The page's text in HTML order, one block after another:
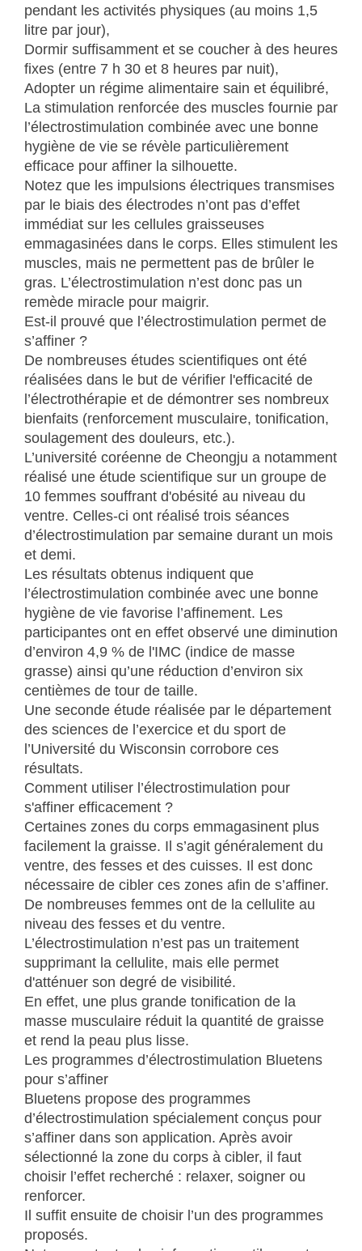
pendant les activités physiques (au moins 1,5
litre par jour),
Dormir suffisamment et se coucher à des heures
fixes (entre 7 h 30 et 8 heures par nuit),
Adopter un régime alimentaire sain et équilibré,
La stimulation renforcée des muscles fournie par
l’électrostimulation combinée avec une bonne
hygiène de vie se révèle particulièrement
efficace pour affiner la silhouette.
Notez que les impulsions électriques transmises
par le biais des électrodes n’ont pas d’effet
immédiat sur les cellules graisseuses
emmagasinées dans le corps. Elles stimulent les
muscles, mais ne permettent pas de brûler le
gras. L’électrostimulation n’est donc pas un
remède miracle pour maigrir.
Est-il prouvé que l’électrostimulation permet de
s’affiner ?
De nombreuses études scientifiques ont été
réalisées dans le but de vérifier l'efficacité de
l’électrothérapie et de démontrer ses nombreux
bienfaits (renforcement musculaire, tonification,
soulagement des douleurs, etc.).
L’université coréenne de Cheongju a notamment
réalisé une étude scientifique sur un groupe de
10 femmes souffrant d'obésité au niveau du
ventre. Celles-ci ont réalisé trois séances
d’électrostimulation par semaine durant un mois
et demi.
Les résultats obtenus indiquent que
l’électrostimulation combinée avec une bonne
hygiène de vie favorise l’affinement. Les
participantes ont en effet observé une diminution
d’environ 4,9 % de l'IMC (indice de masse
grasse) ainsi qu’une réduction d’environ six
centièmes de tour de taille.
Une seconde étude réalisée par le département
des sciences de l’exercice et du sport de
l’Université du Wisconsin corrobore ces
résultats.
Comment utiliser l’électrostimulation pour
s'affiner efficacement ?
Certaines zones du corps emmagasinent plus
facilement la graisse. Il s’agit généralement du
ventre, des fesses et des cuisses. Il est donc
nécessaire de cibler ces zones afin de s’affiner.
De nombreuses femmes ont de la cellulite au
niveau des fesses et du ventre.
L’électrostimulation n’est pas un traitement
supprimant la cellulite, mais elle permet
d'atténuer son degré de visibilité.
En effet, une plus grande tonification de la
masse musculaire réduit la quantité de graisse
et rend la peau plus lisse.
Les programmes d’électrostimulation Bluetens
pour s’affiner
Bluetens propose des programmes
d’électrostimulation spécialement conçus pour
s’affiner dans son application. Après avoir
sélectionné la zone du corps à cibler, il faut
choisir l’effet recherché : relaxer, soigner ou
renforcer.
Il suffit ensuite de choisir l’un des programmes
proposés.